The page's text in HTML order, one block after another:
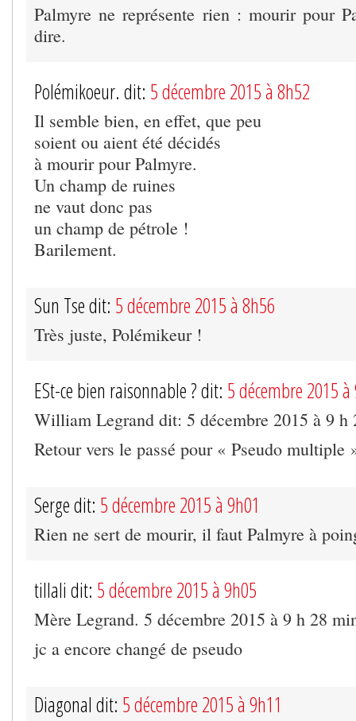
Palmyre ne représente rien : mourir pour
dire.
Polémikoeur. dit: 5 décembre 2015 à 8h52
Il semble bien, en effet, que peu
soient ou aient été décidés
à mourir pour Palmyre.
Un champ de ruines
ne vaut donc pas
un champ de pétrole !
Barilement.
Sun Tse dit: 5 décembre 2015 à 8h56
Très juste, Polémikeur !
ESt-ce bien raisonnable ? dit: 5 décembre 2015
William Legrand dit: 5 décembre 2015 à 9 h
Retour vers le passé pour « Pseudo multiple
Serge dit: 5 décembre 2015 à 9h01
Rien ne sert de mourir, il faut Palmyre à
tillali dit: 5 décembre 2015 à 9h05
Mère Legrand. 5 décembre 2015 à 9 h 28
jc a encore changé de pseudo
Diagonal dit: 5 décembre 2015 à 9h11